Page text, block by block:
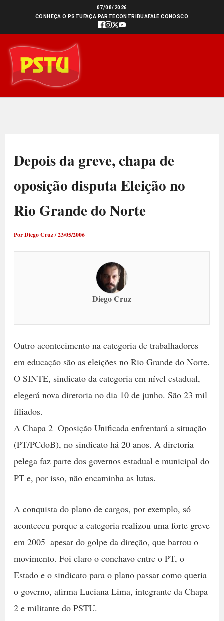
conteúdo
07/08/2026
CONHEÇA O PSTU FAÇA PARTECONTRIBUAFALE CONOSCO
Depois da greve, chapa de
oposição disputa Eleição no
Rio Grande do Norte
PorDiego Cruz/23/05/2006
Diego Cruz
Outro acontecimento na categoria de trabalhadores
em educação são as eleições no Rio Grande do Norte.
O SINTE, sindicato da categoria em nível estadual,
elegerá nova diretoria no dia 10 de junho. São 23 mil
filiados.
A Chapa 2  Oposição Unificada enfrentará a situação
(PT/PCdoB), no sindicato há 20 anos. A diretoria
pelega faz parte dos governos estadual e municipal do
PT e, por isso, não encaminha as lutas.
A conquista do plano de cargos, por exemplo, só
aconteceu porque a categoria realizou uma forte greve
em 2005  apesar do golpe da direção, que barrou o
movimento. Foi claro o conchavo entre o PT, o
Estado e o sindicato para o plano passar como queria
o governo, afirma Luciana Lima, integrante da Chapa
2 e militante do PSTU.